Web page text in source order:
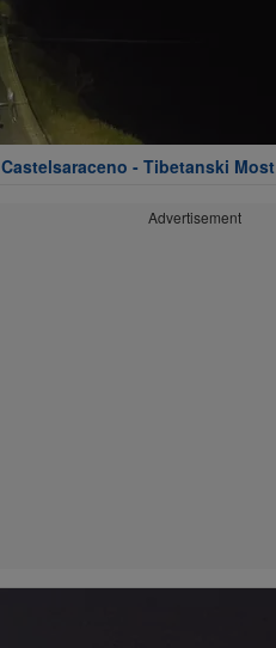
Castelsaraceno - Tibetanski Most
Advertisement